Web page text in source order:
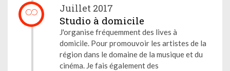
Juillet 2017
Studio à domicile
J'organise fréquemment des lives à
domicile. Pour promouvoir les artistes de la
région dans le domaine de la musique et du
cinéma. Je fais également des